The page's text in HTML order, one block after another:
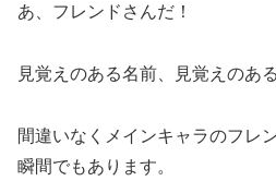
あ、フレンドさんだ！
見覚えのある名前、見覚えのあ
間違いなくメインキャラのフレ
瞬間でもあります。